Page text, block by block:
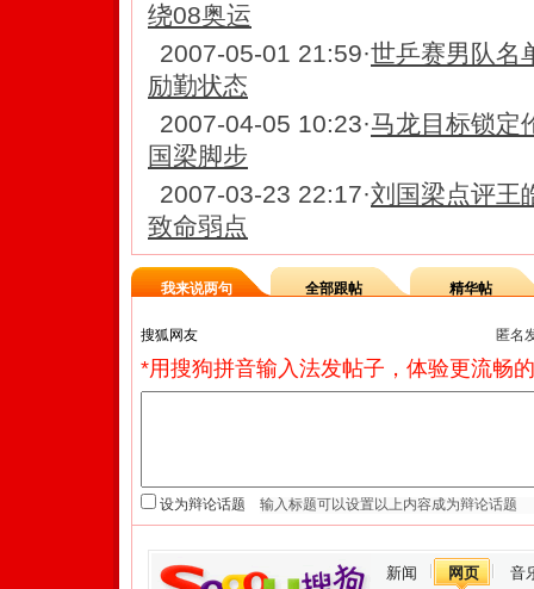
绕08奥运
2007-05-01 21:59·世乒赛男队名
励勤状态
2007-04-05 10:23·马龙目标锁定
国梁脚步
2007-03-23 22:17·刘国梁点评王
致命弱点
我来说两句 全部跟帖 精华帖
匿名
*用搜狗拼音输入法发帖子，体验更流畅
设为辩论话题
新闻 网页 音